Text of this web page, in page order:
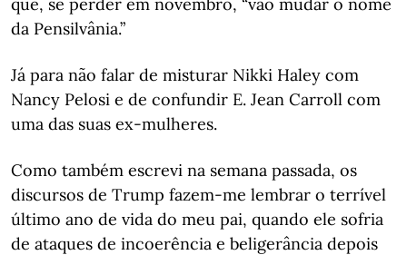
da Pensilvânia.”
Já para não falar de misturar Nikki Haley com
Nancy Pelosi e de confundir E. Jean Carroll com
uma das suas ex-mulheres.
Como também escrevi na semana passada, os
discursos de Trump fazem-me lembrar o terrível
último ano de vida do meu pai, quando ele sofria
de ataques de incoerência e beligerância depois